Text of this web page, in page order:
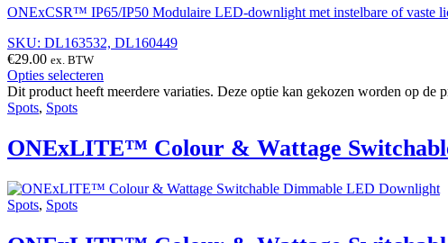
ONExCSR™ IP65/IP50 Modulaire LED-downlight met instelbare of vaste
SKU: DL163532, DL160449
€29.00 ex. BTW
Opties selecteren
Dit product heeft meerdere variaties. Deze optie kan gekozen worden op de
Spots, Spots
ONExLITE™ Colour & Wattage
Spots, Spots